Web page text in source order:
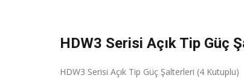
HDW3 Serisi Açık Tip Güç
HDW3 Serisi Açık Tip Güç Şalterleri (4 Kutuplu)